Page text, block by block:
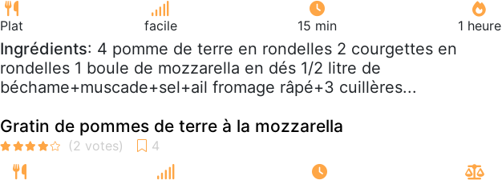
Plat facile 15 min 1 heure
Ingrédients: 4 pomme de terre en rondelles 2 courgettes en
rondelles 1 boule de mozzarella en dés 1/2 litre de
béchame+muscade+sel+ail fromage râpé+3 cuillères...
Gratin de pommes de terre à la mozzarella